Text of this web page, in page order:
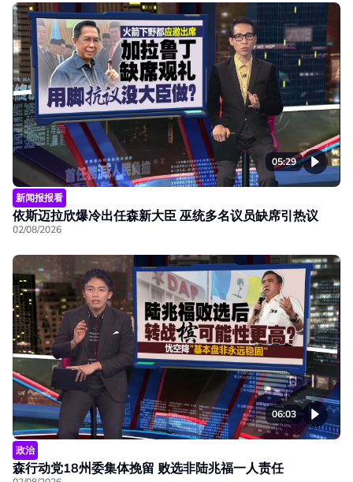
05:29
新闻报报看
依斯迈拉欣爆冷出任森新大臣 巫统多名议员缺席引热议
02/08/2026
06:03
政治
森行动党18州委集体挽留 败选非陆兆福一人责任